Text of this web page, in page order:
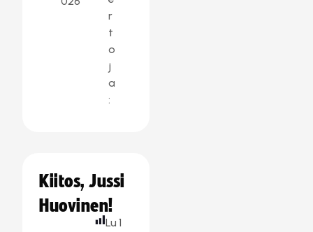
r
t
o
j
a
:
Kiitos, Jussi
Huovinen!
Lu 1